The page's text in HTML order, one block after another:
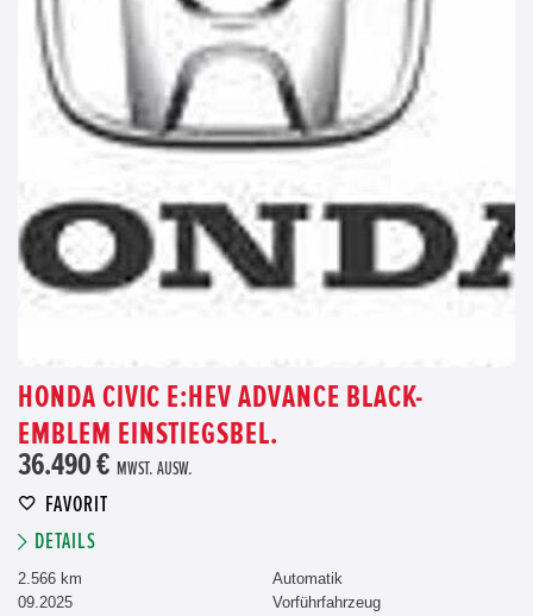
HONDA CIVIC E:HEV ADVANCE BLACK-
EMBLEM EINSTIEGSBEL.
36.490 € MWST. AUSW.
FAVORIT
DETAILS
2.566 km
09.2025
Automatik
Vorführfahrzeug